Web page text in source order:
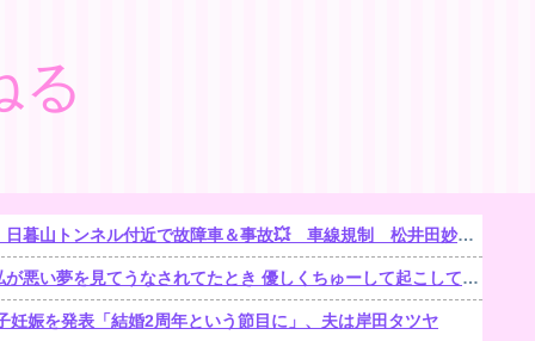
る
近で故障車＆事故💥 車線規制 松井田妙義IC〜佐久平IC 渋滞距離 10.0km 通過時間 50 分
夢を見てうなされてたとき 優しくちゅーして起こしてくれた。【再】
娠を発表「結婚2周年という節目に」、夫は岸田タツヤ